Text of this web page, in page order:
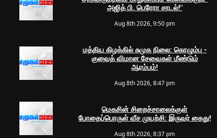
அஜித் பி. பெரேரா சாடல்!"
Aug 8th 2026, 9:50 pm
மத்திய கிழக்கில் சுமுக நிலை: கொழும்பு -
குவைத் விமான சேவைகள் மீண்டும்
ஆரம்பம்!
Aug 8th 2026, 8:47 pm
மெகசின் சிறைச்சாலைக்குள்
போதைப்பொருள் வீச முயற்சி: இருவர் கைது!
Aug 8th 2026, 8:37 pm